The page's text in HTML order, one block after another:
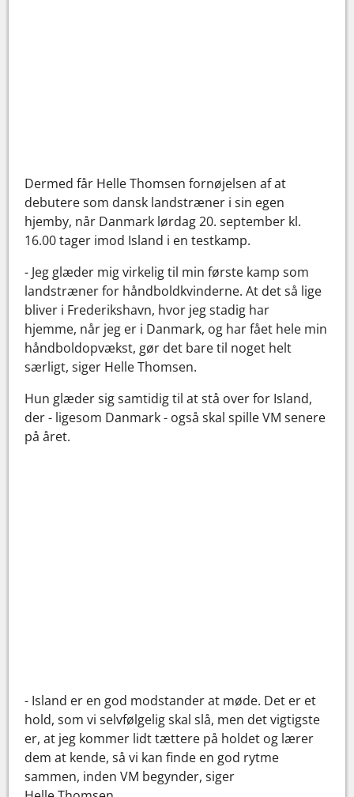
Dermed får Helle Thomsen fornøjelsen af at
debutere som dansk landstræner i sin egen
hjemby, når Danmark lørdag 20. september kl.
16.00 tager imod Island i en testkamp.
- Jeg glæder mig virkelig til min første kamp som
landstræner for håndboldkvinderne. At det så lige
bliver i Frederikshavn, hvor jeg stadig har
hjemme, når jeg er i Danmark, og har fået hele min
håndboldopvækst, gør det bare til noget helt
særligt, siger Helle Thomsen.
Hun glæder sig samtidig til at stå over for Island,
der - ligesom Danmark - også skal spille VM senere
på året.
- Island er en god modstander at møde. Det er et
hold, som vi selvfølgelig skal slå, men det vigtigste
er, at jeg kommer lidt tættere på holdet og lærer
dem at kende, så vi kan finde en god rytme
sammen, inden VM begynder, siger